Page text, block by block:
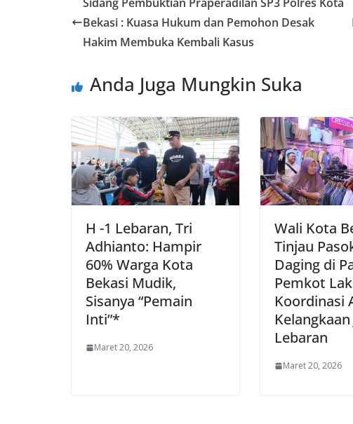
Sidang Pembuktian Praperadilan SP3 Polres Kota
Bekasi : Kuasa Hukum dan Pemohon Desak
Hakim Membuka Kembali Kasus
Anda Juga Mungkin Suka
H -1 Lebaran, Tri
Adhianto: Hampir
60% Warga Kota
Bekasi Mudik,
Sisanya “Pemain
Inti”*
Maret 20, 2026
Wali Kota
Tinjau
Daging di
Pemkot
Koordinasi
Kelangkaan
Lebaran
Maret 20, 2026